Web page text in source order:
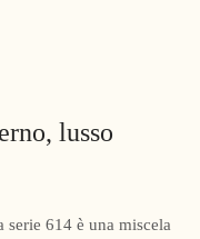
lusso
614 è una miscela